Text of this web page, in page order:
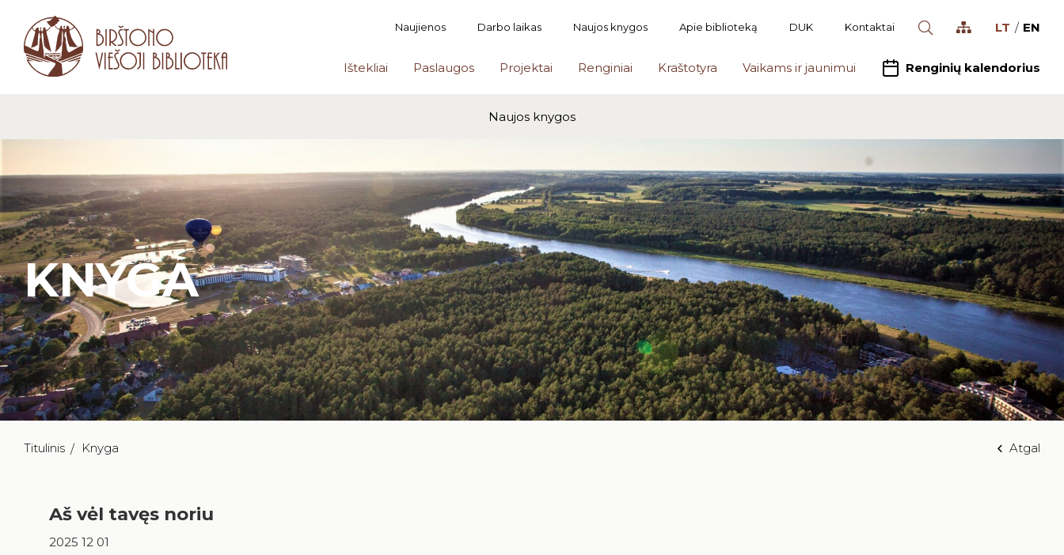
Naujienos Darbo laikas Naujos knygos Apie biblioteką DUK Kontaktai LT EN
Ištekliai Paslaugos Projektai Renginiai Kraštotyra Vaikams ir jaunimui Renginių kalendorius
Naujos knygos
KNYGA
Titulinis Knyga Atgal
Aš vėl tavęs noriu
2025 12 01